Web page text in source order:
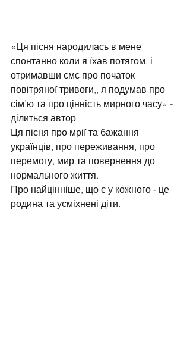
«Ця пісня народилась в мене
спонтанно коли я їхав потягом, і
отримавши смс про початок
повітряної тривоги,, я подумав про
сім’ю та про цінність мирного часу» -
ділиться автор
Ця пісня про мрії та бажання
українців, про переживання, про
перемогу, мир та повернення до
нормального життя.
Про найцінніше, що є у кожного - це
родина та усміхнені діти.